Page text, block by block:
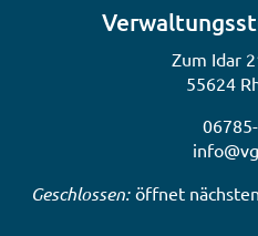
Zum Idar
55624
Klicken, um weitere
Geschlossen: öffnet